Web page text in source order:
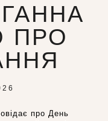
ПРО
про День